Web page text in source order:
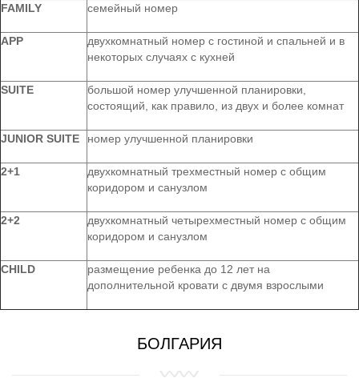
FAMILY семейный номер
APP
двухкомнатный номер с гостиной и спальней и в
некоторых случаях с кухней
SUITE
большой номер улучшенной планировки,
состоящий, как правило, из двух и более комнат
JUNIOR SUITE номер улучшенной планировки
2+1
двухкомнатный трехместный номер с общим
коридором и санузлом
2+2
двухкомнатный четырехместный номер с общим
коридором и санузлом
CHILD
размещение ребенка до 12 лет на
дополнительной кровати с двумя взрослыми
БОЛГАРИЯ